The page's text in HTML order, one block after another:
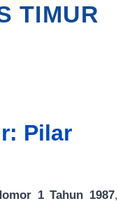
TIMUR
Pilar
1 Tahun 1987,